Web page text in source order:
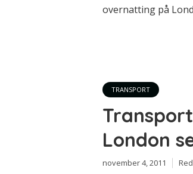
overnatting på
TRANSPORT
London
november 4, 2011